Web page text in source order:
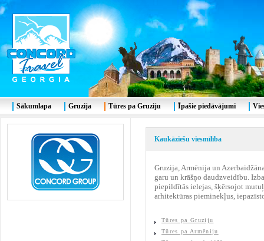
Kaukāziešu viesmīlība
Gruzija, Armēnija un
garu un krāšņo daudzveidību.
piepildītās ielejas, šķērsojot
arhitektūras pieminekļus,
Tūres pa Gruziju
Tūres pa Armēniju
Sākumlapa Gruzija Tūres pa Gruziju Īpašie piedāvājumi